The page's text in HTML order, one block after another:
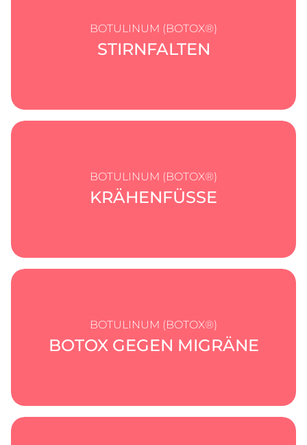
BOTULINUM (BOTOX®)
STIRNFALTEN
BOTULINUM (BOTOX®)
KRÄHENFÜSSE
BOTULINUM (BOTOX®)
BOTOX GEGEN MIGRÄNE